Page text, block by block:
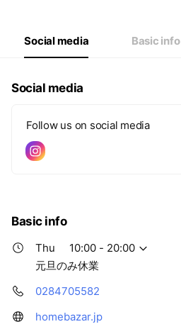
10:00 - 20:00
元旦のみ休業
Social media Basic info
Social media
Follow us on social media
Basic info
Thu
10:00 - 20:00
元旦のみ休業
0284705582
homebazar.jp